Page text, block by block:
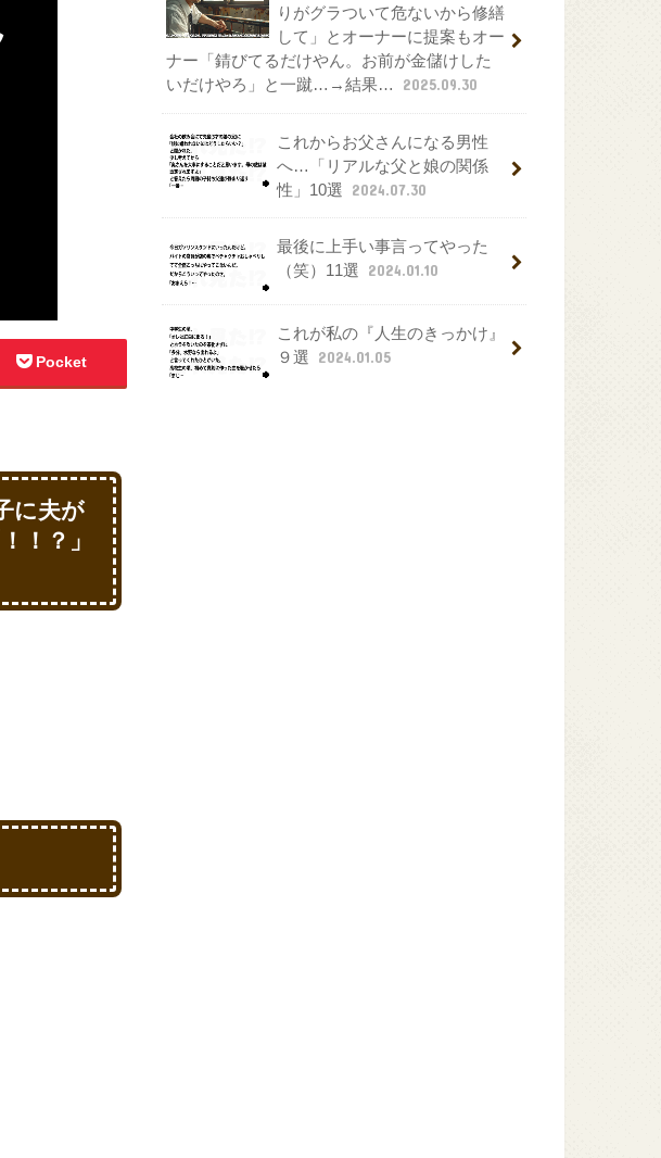
Pocket
に夫が
！？」
りがグラついて危ないから修繕
して」とオーナーに提案もオー
ナー「錆びてるだけやん。お前が金儲けした
いだけやろ」と一蹴…→結果…
2025.09.30
これからお父さんになる男性
へ…「リアルな父と娘の関係
性」10選
2024.07.30
最後に上手い事言ってやった
（笑）11選
2024.01.10
これが私の『人生のきっかけ』
９選
2024.01.05